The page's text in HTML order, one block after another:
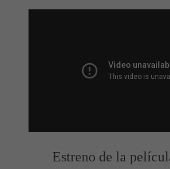
Estreno de la